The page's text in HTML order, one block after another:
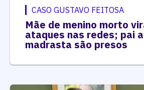
CASO GUSTAVO FEITOSA
Mãe de menino morto
ataques nas redes; pai
madrasta são presos